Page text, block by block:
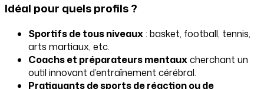
Idéal pour quels profils ?
Sportifs de tous niveaux: basket, football, tennis,
arts martiaux, etc.
Coachs et préparateurs mentauxcherchant un
outil innovant d’entraînement cérébral.
Pratiquants de sports de réaction ou de